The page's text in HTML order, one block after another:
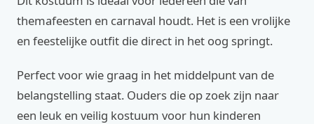
themafeesten en carnaval houdt. Het is een vrolijke
en feestelijke outfit die direct in het oog springt.
Perfect voor wie graag in het middelpunt van de
belangstelling staat. Ouders die op zoek zijn naar
een leuk en veilig kostuum voor hun kinderen